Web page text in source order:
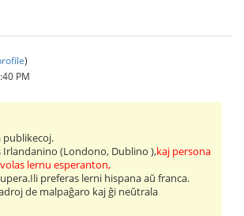
)
PM
publikecoj.
Irlandanino (Londono, Dublino ),kaj persona
lernu esperanton,
preferas lerni hispana aŭ franca.
de malpaĝaro kaj ĝi neŭtrala